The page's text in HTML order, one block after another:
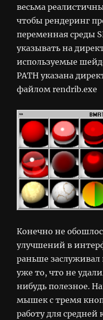
весьма
чтобы рендеринг
переменная среды
указывать на
используемые
PATH указана
файлом rendrib.exe
Конечно не
улучшений в
раньше заслуживал
уже то, что не
нибудь полезное.
мышек с тремя
работу для средней